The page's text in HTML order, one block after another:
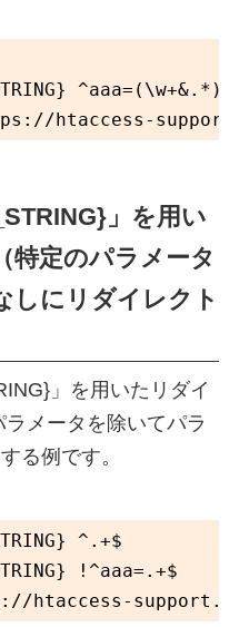
^aaa=(\w+&.*)$
」を用い
特定のパラメータ
しにリダイレクト
」を用いたリダイ
メータを除いてパラ
る例です。
^.+$
!^aaa=.+$